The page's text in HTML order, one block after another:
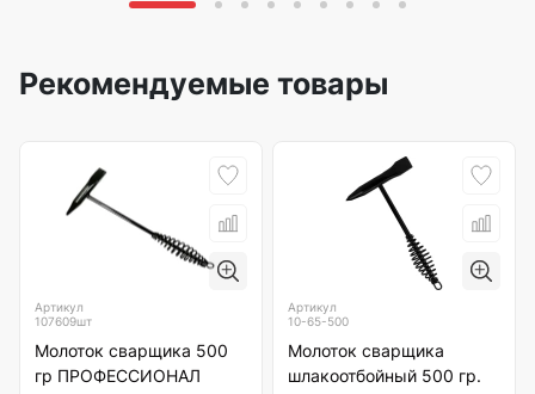
Рекомендуемые товары
Артикул
107609шт
Молоток сварщика 500
гр ПРОФЕССИОНАЛ
Артикул
10-65-500
Молоток сварщика
шлакоотбойный 500 гр.